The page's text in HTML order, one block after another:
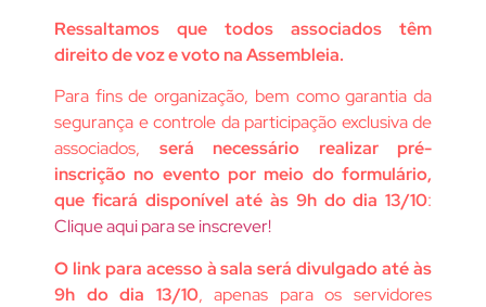
Ressaltamos que todos associados têm
direito de voz e voto na Assembleia.
Para fins de organização, bem como garantia da
segurança e controle da participação exclusiva de
associados, será necessário realizar pré-
inscrição no evento por meio do formulário,
que ficará disponível até às 9h do dia 13/10:
Clique aqui para se inscrever!
O link para acesso à sala será divulgado até às
9h do dia 13/10, apenas para os servidores